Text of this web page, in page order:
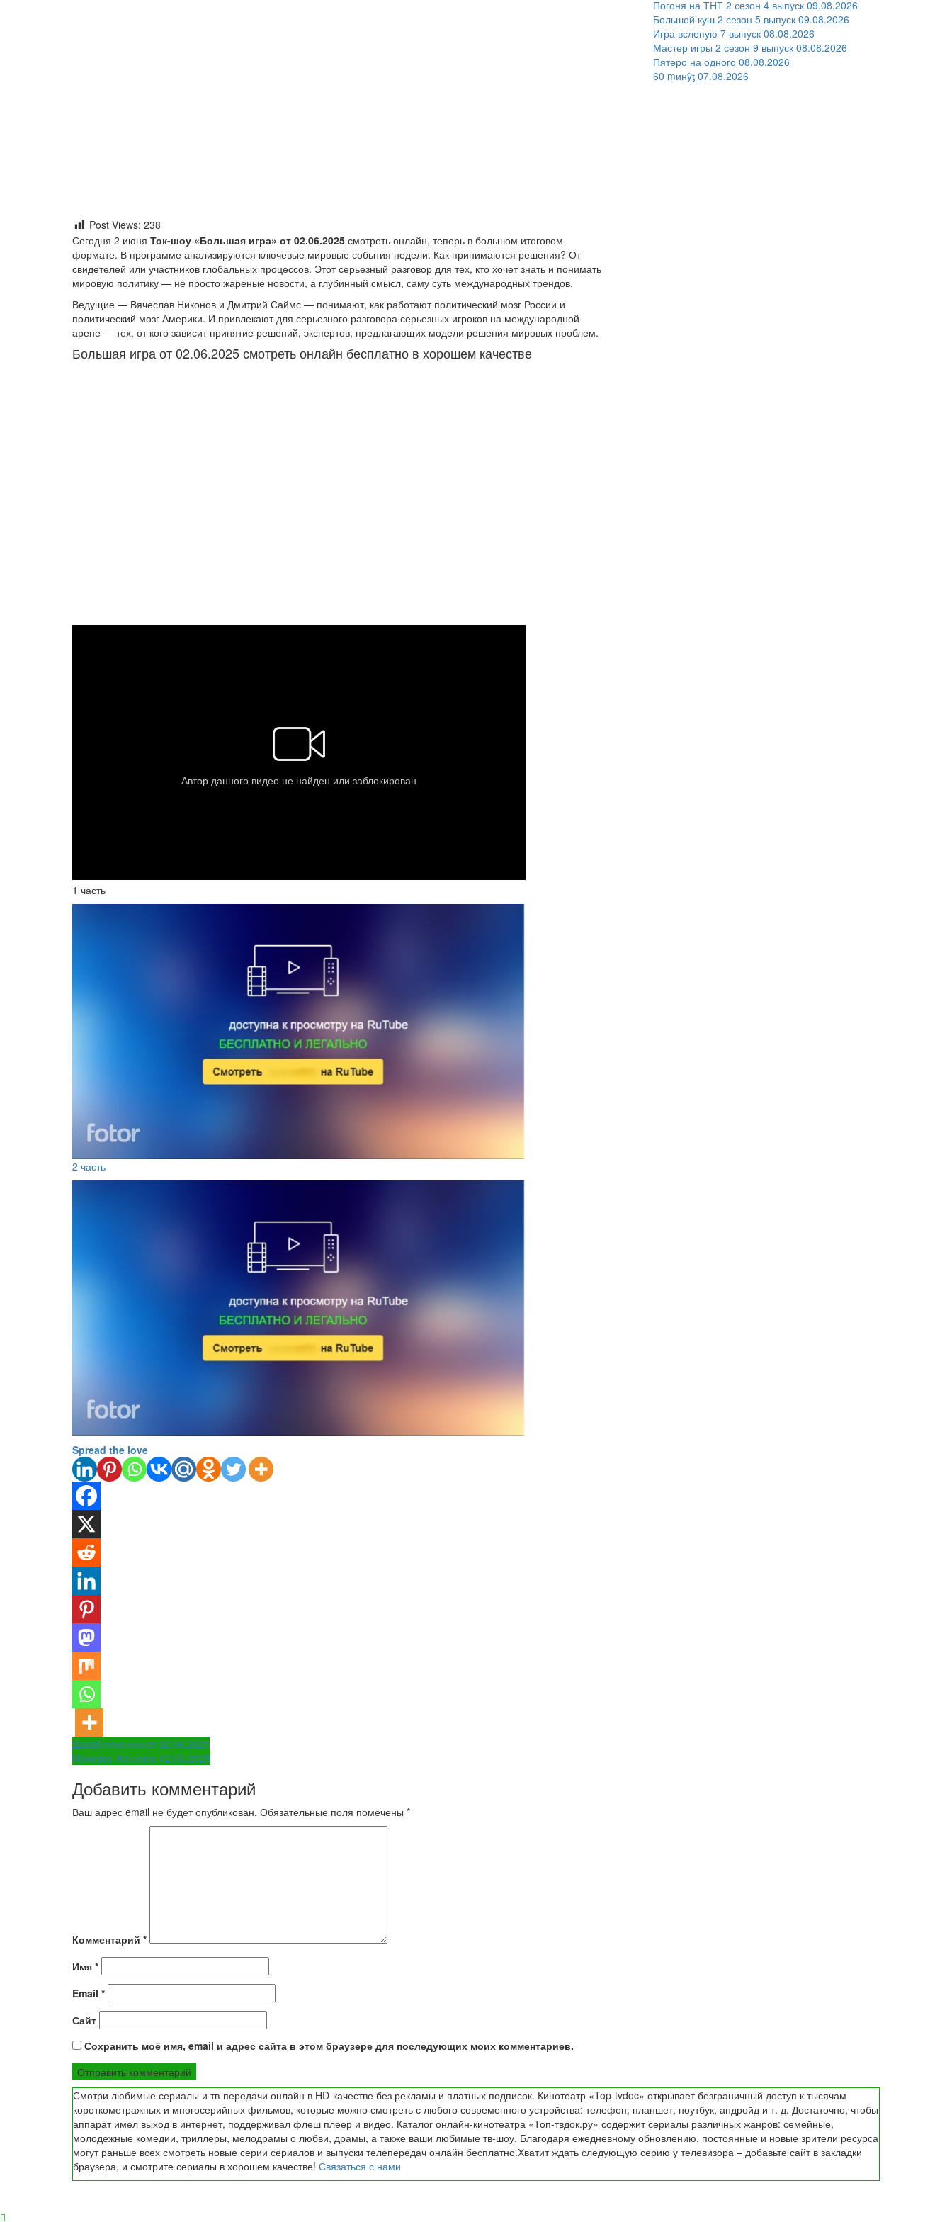
Post Views: 238
Сегодня 2 июня Ток-шоу «Большая игра» от 02.06.2025 смотреть онлайн, теперь в большом итоговом
формате. В программе анализируются ключевые мировые события недели. Как принимаются решения? От
свидетелей или участников глобальных процессов. Этот серьезный разговор для тех, кто хочет знать и понимать
мировую политику — не просто жареные новости, а глубинный смысл, саму суть международных трендов.
Ведущие — Вячеслав Никонов и Дмитрий Саймс — понимают, как работают политический мозг России и
политический мозг Америки. И привлекают для серьезного разговора серьезных игроков на международной
арене — тех, от кого зависит принятие решений, экспертов, предлагающих модели решения мировых проблем.
Большая игра от 02.06.2025 смотреть онлайн бесплатно в хорошем качестве
1 часть
2 часть
Spread the love
Навигация
по
записям
Давай поженимся 02.06.2025
Мужское Женское 02.06.2025
Добавить комментарий
Ваш адрес email не будет опубликован. Обязательные поля помечены *
Комментарий *
Имя *
Email *
Сайт
Сохранить моё имя, email и адрес сайта в этом браузере для последующих моих комментариев.
Погоня на ТНТ 2 сезон 4 выпуск 09.08.2026
Большой куш 2 сезон 5 выпуск 09.08.2026
Игра вслепую 7 выпуск 08.08.2026
Мастер игры 2 сезон 9 выпуск 08.08.2026
Пятеро на одного 08.08.2026
60 ṃинẏƫ 07.08.2026
Смотри любимые сериалы и тв-передачи онлайн в HD-качестве без рекламы и платных подписок. Кинотеатр «Top-tvdoc» открывает безграничный доступ к тысячам
короткометражных и многосерийных фильмов, которые можно смотреть с любого современного устройства: телефон, планшет, ноутбук, андройд и т. д. Достаточно, чтобы
аппарат имел выход в интернет, поддерживал флеш плеер и видео. Каталог онлайн-кинотеатра «Топ-твдок.ру» содержит сериалы различных жанров: семейные,
молодежные комедии, триллеры, мелодрамы о любви, драмы, а также ваши любимые тв-шоу. Благодаря ежедневному обновлению, постоянные и новые зрители ресурса
могут раньше всех смотреть новые серии сериалов и выпуски телепередач онлайн бесплатно.Хватит ждать следующую серию у телевизора – добавьте сайт в закладки
браузера, и смотрите сериалы в хорошем качестве! Связаться с нами